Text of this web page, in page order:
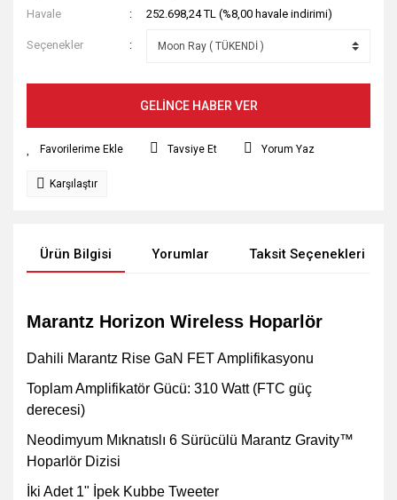
Havale
252.698,24 TL (%8,00 havale indirimi)
Seçenekler
GELİNCE HABER VER
Tavsiye Et Yorum Yaz
Karşılaştır
Ürün Bilgisi Yorumlar Taksit Seçenekleri
Marantz Horizon Wireless Hoparlör
Dahili Marantz Rise GaN FET Amplifikasyonu
Toplam Amplifikatör Gücü: 310 Watt (FTC güç
derecesi)
Neodimyum Mıknatıslı 6 Sürücülü Marantz Gravity™
Hoparlör Dizisi
İki Adet 1" İpek Kubbe Tweeter